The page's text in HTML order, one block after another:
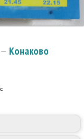
— Конаково